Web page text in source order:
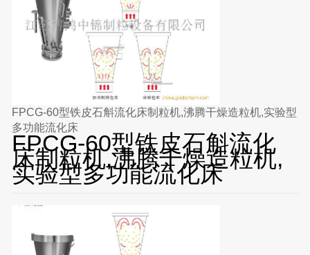
FPCG-60型铁皮石斛流化床制粒机,沸腾干燥造粒机,实验型
多功能流化床
FPCG-60型铁皮石斛流化
床制粒机,沸腾干燥造粒机,
实验型多功能流化床